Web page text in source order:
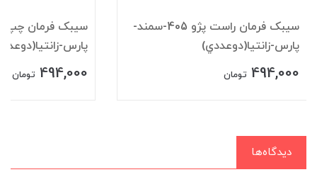
سيبک فرمان راست پژو 405-سمند-
پارس-زانتيا(دوعددي)
494,000 تومان
پارس-
494,000 تومان
دیدگاه‌ها